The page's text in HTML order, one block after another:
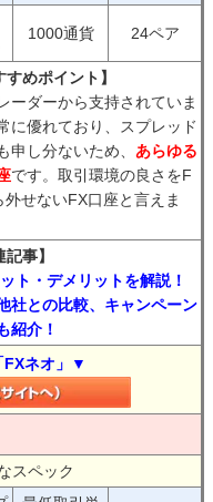
1000通貨 24ペア
めポイント】
ーダーから支持されていま
に優れており、スプレッド
し分ないため、 あらゆる
です。取引環境の良さをF
せないFX口座と言えま
事】
ト・デメリットを解説！
社との比較、キャンペーン
紹介！
FXネオ」▼
スペック